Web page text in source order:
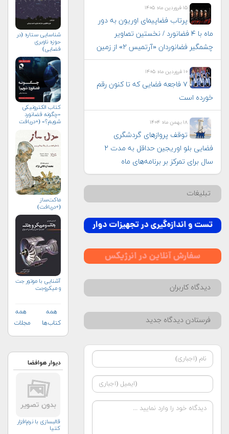
۱۵ فروردین ماه ۱۴۰۵
پرتاب فضاپیمای اوریون به دور
ماه با ۴ فضانورد / نخستین تصاویر
چشمگیر فضانوردان «آرتمیس ۲» از زمین
۱۰ فروردین ماه ۱۴۰۵
۷ فاجعه فضایی که تا کنون رقم
خورده است
۱۸ بهمن ماه ۱۴۰۴
توقف پروازهای گردشگری
فضایی بلو اوریجین حداقل به مدت ۲
سال برای تمرکز بر برنامه‌های ماه
تبلیغات
دیدگاه کاربران
فرستادن دیدگاه جدید
شناسایی ستاره (در
حوزه ناوبری
فضایی)
کتاب الکترونیکی
«چگونه فضانورد
شویم؟» (+دریافت
ماکت‌ساز
(+دریافت)
آشنایی با موتور جت
و میکروجت
همه
کتاب‌ها
همه
مجلات
دیوار هوافضا
قالبسازی با نرم‌افزار
کتیا